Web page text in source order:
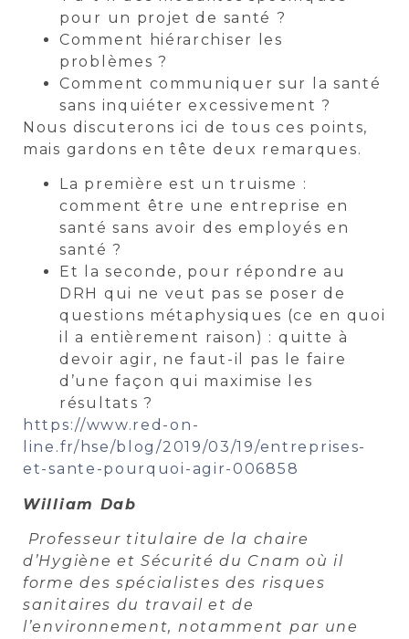
pour un projet de santé ?
Comment hiérarchiser les
problèmes ?
Comment communiquer sur la santé
sans inquiéter excessivement ?
Nous discuterons ici de tous ces points,
mais gardons en tête deux remarques.
La première est un truisme :
comment être une entreprise en
santé sans avoir des employés en
santé ?
Et la seconde, pour répondre au
DRH qui ne veut pas se poser de
questions métaphysiques (ce en quoi
il a entièrement raison) : quitte à
devoir agir, ne faut-il pas le faire
d’une façon qui maximise les
résultats ?
https://www.red-on-
line.fr/hse/blog/2019/03/19/entreprises-
et-sante-pourquoi-agir-006858
William Dab
Professeur titulaire de la chaire
d’Hygiène et Sécurité du Cnam où il
forme des spécialistes des risques
sanitaires du travail et de
l’environnement, notamment par une